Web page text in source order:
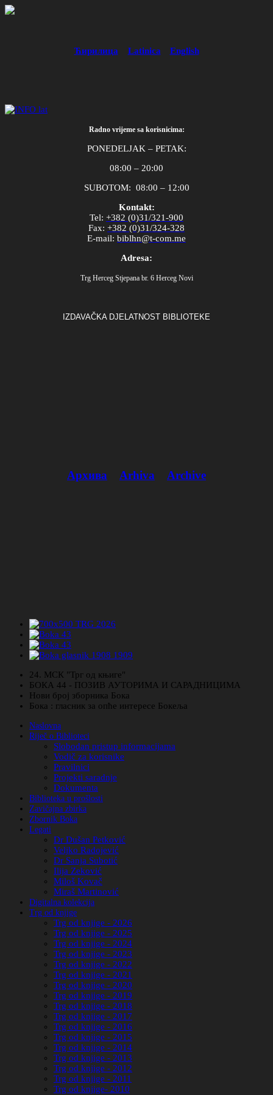
Ћирилица Latinica English
Radno vrijeme sa korisnicima:
PONEDELJAK – PETAK:
08:00 – 20:00
SUBOTOM: 08:00 – 12:00
Kontakt:
Tel: +382 (0)31/321-900
Fax: +382 (0)31/324-328
E-mail: biblhn@t-com.me
Adresa:
Trg Herceg Stjepana br. 6 Herceg Novi
IZDAVAČKA DJELATNOST BIBLIOTEKE
Архива Arhiva Archive
24. МСК "Трг од књиге"
БОКА 44 - ПОЗИВ АУТОРИМА И САРАДНИЦИМА
Нови број зборника Бока
Бока : гласник за опће интересе Бокеља
Naslovna
Riječ o Biblioteci
Slobodan pristup informacijama
Vodič za korisnike
Pravilnici
Projekti saradnje
Dokumenta
Biblioteka u prošlosti
Zavičajna zbirka
Zbornik Boka
Legati
Dr Dušan Petković
Veljko Radojević
Dr Sanja Subotić
Ilija Zeković
Miloš Kovač
Miraš Martinović
Digitalna kolekcija
Trg od knjige
Trg od knjige - 2026
Trg od knjige - 2025
Trg od knjige - 2024
Trg od knjige - 2023
Trg od knjige - 2022
Trg od knjige - 2021
Trg od knjige - 2020
Trg od knjige - 2019
Trg od knjige - 2018
Trg od knjige - 2017
Trg od knjige - 2016
Trg od knjige - 2015
Trg od knjige - 2014
Trg od knjige - 2013
Trg od knjige - 2012
Trg od knjige - 2011
Trg od knjige- 2010